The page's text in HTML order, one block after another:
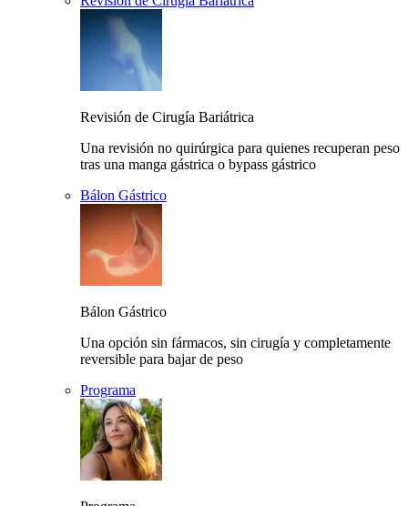
Revisión de Cirugía Bariátrica
Una revisión no quirúrgica para quienes recuperan peso
tras una manga gástrica o bypass gástrico
Bálon Gástrico
Bálon Gástrico
Una opción sin fármacos, sin cirugía y completamente
reversible para bajar de peso
Programa